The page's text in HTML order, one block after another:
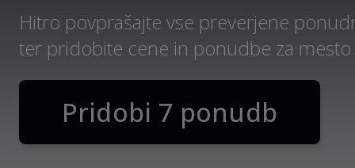
Hitro povprašajte vse preverjene
ter pridobite cene in ponudbe za
Pridobi 7 ponudb